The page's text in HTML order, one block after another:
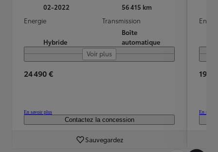
02-2022
56 415 km
Energie
Hybride
Transmission
Boîte
automatique
Voir plus
24 490 €
En savoir plus
Contactez la concession
Sauvegardez
19
En